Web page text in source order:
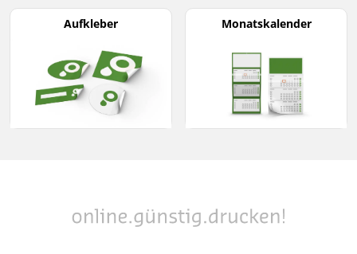
Aufkleber Monatskalender